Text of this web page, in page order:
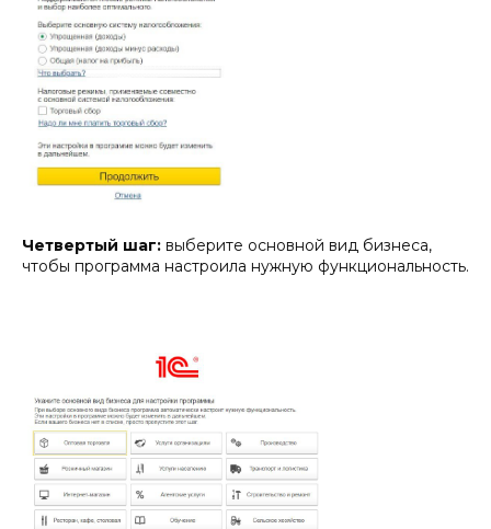
Четвертый шаг: выберите основной вид бизнеса,
чтобы программа настроила нужную функциональность.